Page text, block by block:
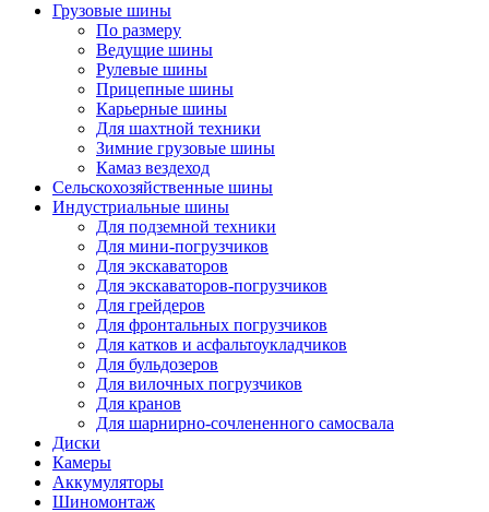
Грузовые шины
По размеру
Ведущие шины
Рулевые шины
Прицепные шины
Карьерные шины
Для шахтной техники
Зимние грузовые шины
Камаз вездеход
Сельскохозяйственные шины
Индустриальные шины
Для подземной техники
Для мини-погрузчиков
Для экскаваторов
Для экскаваторов-погрузчиков
Для грейдеров
Для фронтальных погрузчиков
Для катков и асфальтоукладчиков
Для бульдозеров
Для вилочных погрузчиков
Для кранов
Для шарнирно-сочлененного самосвала
Диски
Камеры
Аккумуляторы
Шиномонтаж